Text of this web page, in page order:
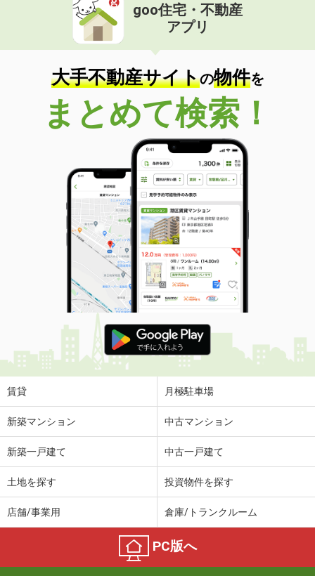
goo住宅・不動産
アプリ
大手不動産サイトの物件を
まとめて検索！
賃貸 月極駐車場
新築マンション 中古マンション
新築一戸建て 中古一戸建て
土地を探す 投資物件を探す
店舗/事業用 倉庫/トランクルーム
PC版へ